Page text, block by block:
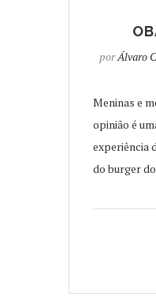
porÁlvaro
Meninas e
opinião é
experiência
do burger